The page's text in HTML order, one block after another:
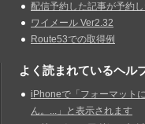
配信予約した記事が予約
ワイメール Ver2.32
Route53での取得例
よく読まれているヘル
iPhoneで「フォーマット
ん。...」と表示されます